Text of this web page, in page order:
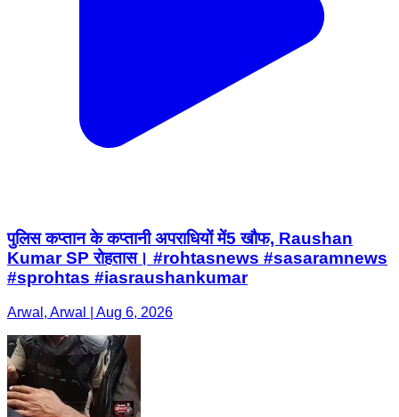
पुलिस कप्तान के कप्तानी अपराधियों में5 खौफ, Raushan
Kumar SP रोहतास। #rohtasnews #sasaramnews
#sprohtas #iasraushankumar
Arwal, Arwal | Aug 6, 2026